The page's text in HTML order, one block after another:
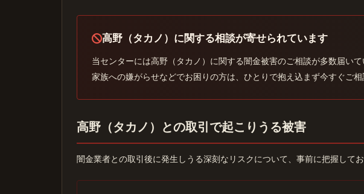
高野（タカノ）に関する相談が寄せられています
当センターには高野（タカノ）に関する闇金被害のご相談が多数届い
家族への嫌がらせなどでお困りの方は、ひとりで抱え込まず今すぐご相
高野（タカノ）との取引で起こりうる被害
闇金業者との取引後に発生しうる深刻なリスクについて、事前に把握してお